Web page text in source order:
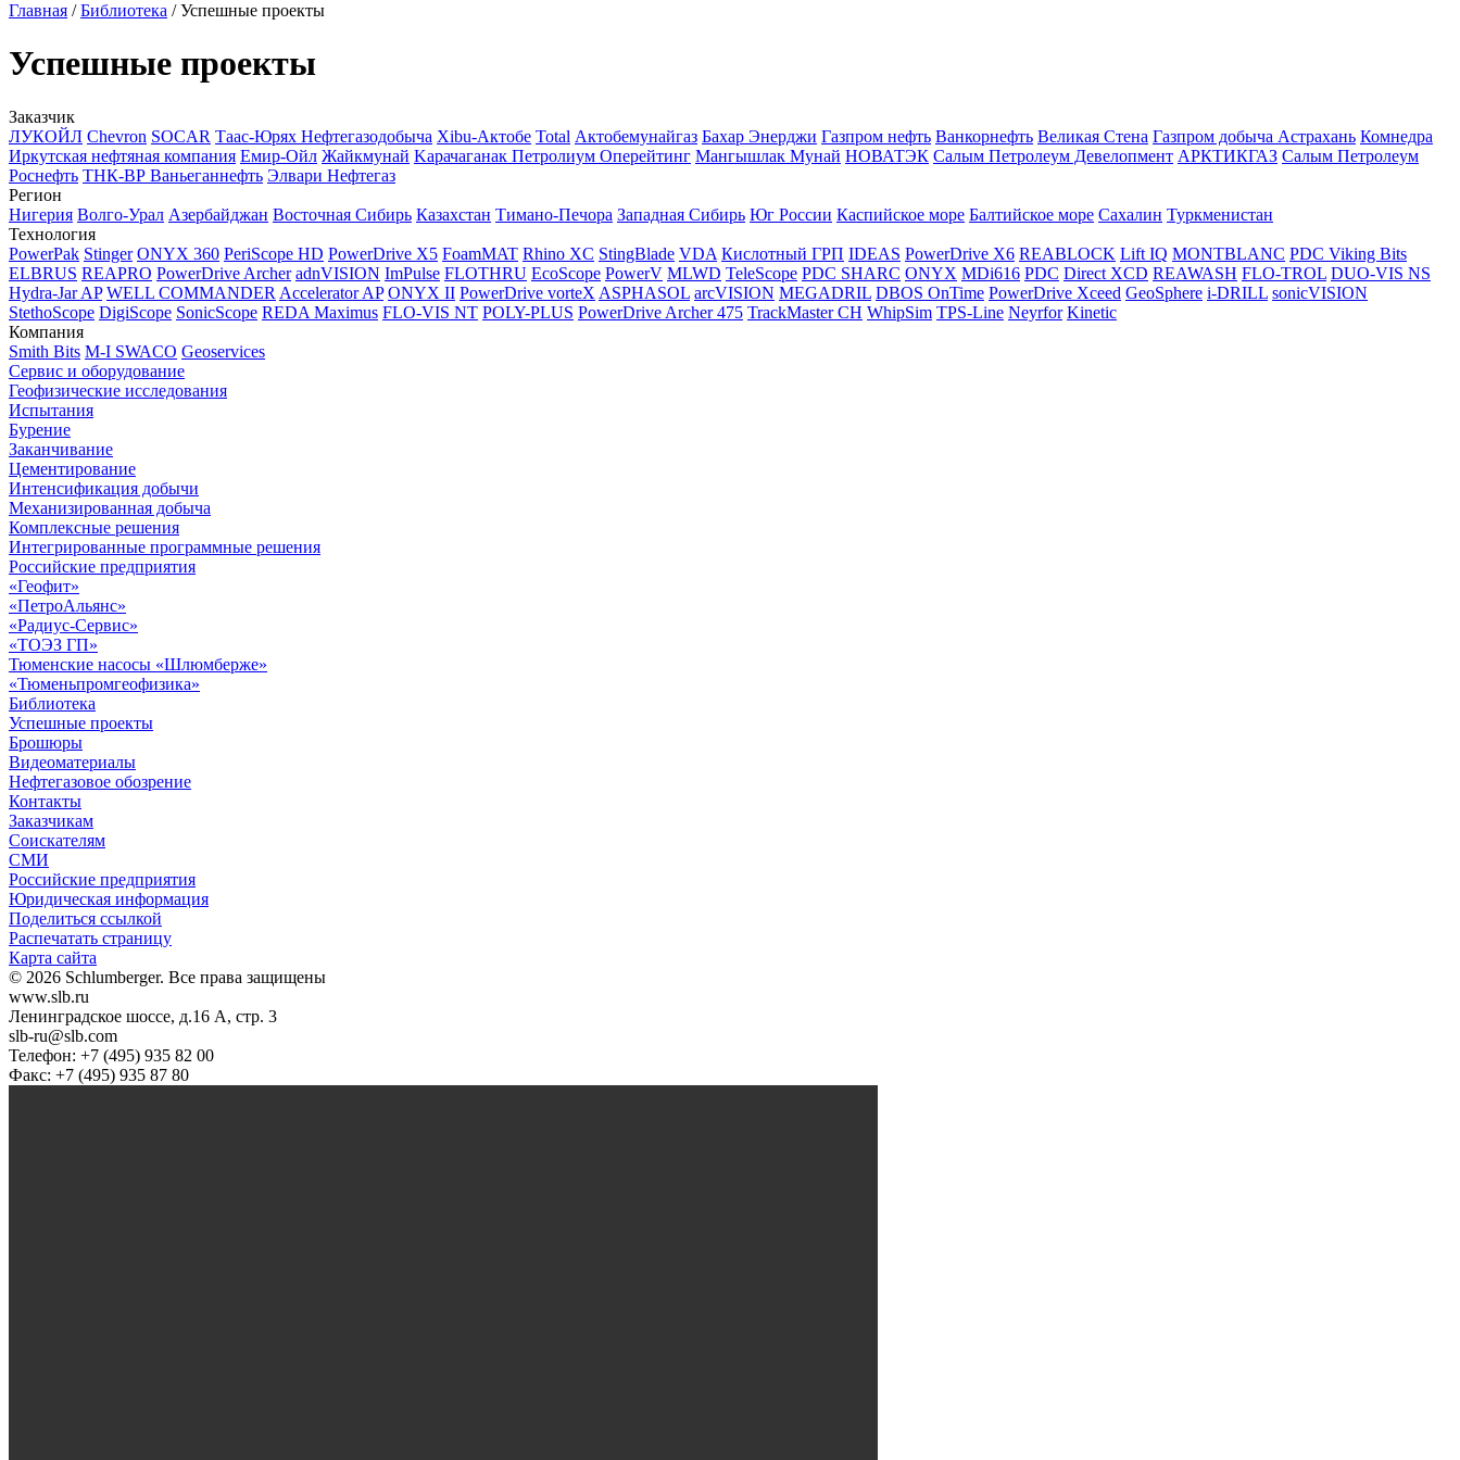
Главная /Библиотека /Успешные проекты
Успешные проекты
Заказчик
ЛУКОЙЛ Chevron SOCAR Таас-Юрях Нефтегазодобыча Xibu-Актобе Total Актобемунайгаз Бахар Энерджи Газпром нефть Ванкорнефть Великая Стена Газпром добыча Астрахань Комнедра
Иркутская нефтяная компания Емир-Ойл Жайкмунай Kарачаганак Петролиум Оперейтинг Мангышлак Мунай НОВАТЭК Салым Петролеум Девелопмент АРКТИКГАЗ Салым Петролеум
Роснефть ТНК-ВР Ваньеганнефть Элвари Нефтегаз
Регион
Нигерия Волго-Урал Азербайджан Восточная Сибирь Казахстан Тимано-Печора Западная Сибирь Юг России Каспийское море Балтийское море Сахалин Туркменистан
Технология
PowerPak Stinger ONYX 360 PeriScope HD PowerDrive X5 FoamMAT Rhino XC StingBlade VDA Кислотный ГРП IDEAS PowerDrive X6 REABLOCK Lift IQ MONTBLANC PDC Viking Bits
ELBRUS REAPRO PowerDrive Archer adnVISION ImPulse FLOTHRU EcoScope PowerV MLWD TeleScope PDC SHARC ONYX MDi616 PDC Direct XCD REAWASH FLO-TROL DUO-VIS NS
Hydra-Jar AP WELL COMMANDER Accelerator AP ONYX II PowerDrive vorteX ASPHASOL arcVISION MEGADRIL DBOS OnTime PowerDrive Xceed GeoSphere i-DRILL sonicVISION
StethoScope DigiScope SonicScope REDA Maximus FLO-VIS NT POLY-PLUS PowerDrive Archer 475 TrackMaster CH WhipSim TPS-Line Neyrfor Kinetic
Компания
Smith Bits M-I SWACO Geoservices
Сервис и оборудование
Геофизические исследования
Испытания
Бурение
Заканчивание
Цементирование
Интенсификация добычи
Механизированная добыча
Комплексные решения
Интегрированные программные решения
Российские предприятия
«Геофит»
«ПетроАльянс»
«Радиус-Сервис»
«ТОЭЗ ГП»
Тюменские насосы «Шлюмберже»
«Тюменьпромгеофизика»
Библиотека
Успешные проекты
Брошюры
Видеоматериалы
Нефтегазовое обозрение
Контакты
Заказчикам
Соискателям
СМИ
Российские предприятия
Юридическая информация
Поделиться ссылкой
Распечатать страницу
Карта сайта
© 2026 Schlumberger. Все права защищены
www.slb.ru
Ленинградское шоссе, д.16 А, стр. 3
slb-ru@slb.com
Телефон: +7 (495) 935 82 00
Факс: +7 (495) 935 87 80